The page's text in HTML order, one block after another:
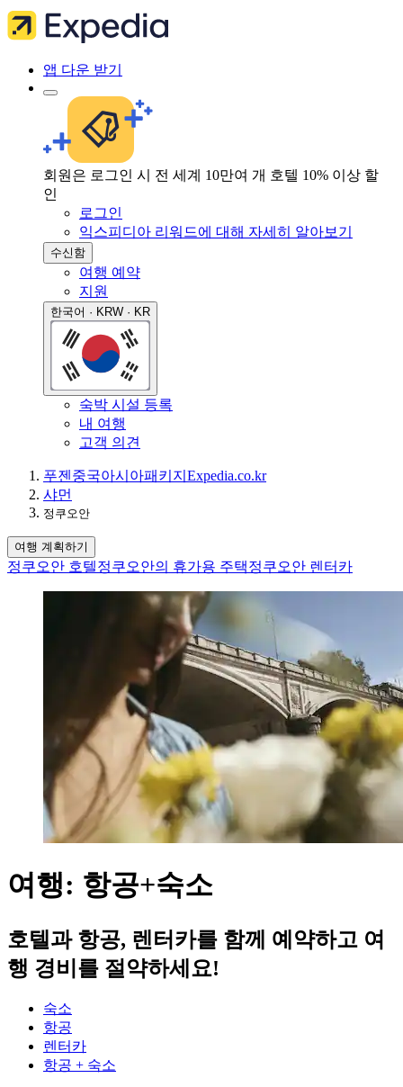
앱 다운 받기
회원은 로그인 시 전 세계 10만여 개 호텔 10% 이상 할
인
로그인
익스피디아 리워드에 대해 자세히 알아보기
수신함
여행 예약
지원
한국어 · KRW · KR
숙박 시설 등록
내 여행
고객 의견
푸젠 중국아시아패키지 Expedia.co.kr
샤먼
정쿠오안
여행 계획하기
정쿠오안 호텔정쿠오안의 휴가용 주택정쿠오안 렌터카
여행: 항공+숙소
호텔과 항공, 렌터카를 함께 예약하고 여
행 경비를 절약하세요!
숙소
항공
렌터카
항공 + 숙소